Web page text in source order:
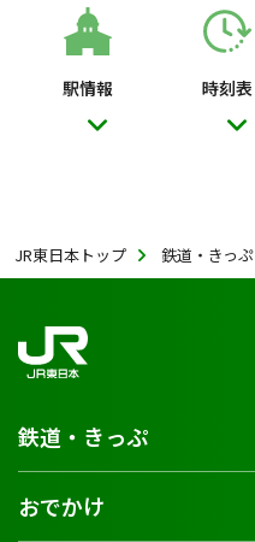
駅情報 時刻表
JR東日本トップ 鉄道・きっぷ
鉄道・きっぷ
おでかけ